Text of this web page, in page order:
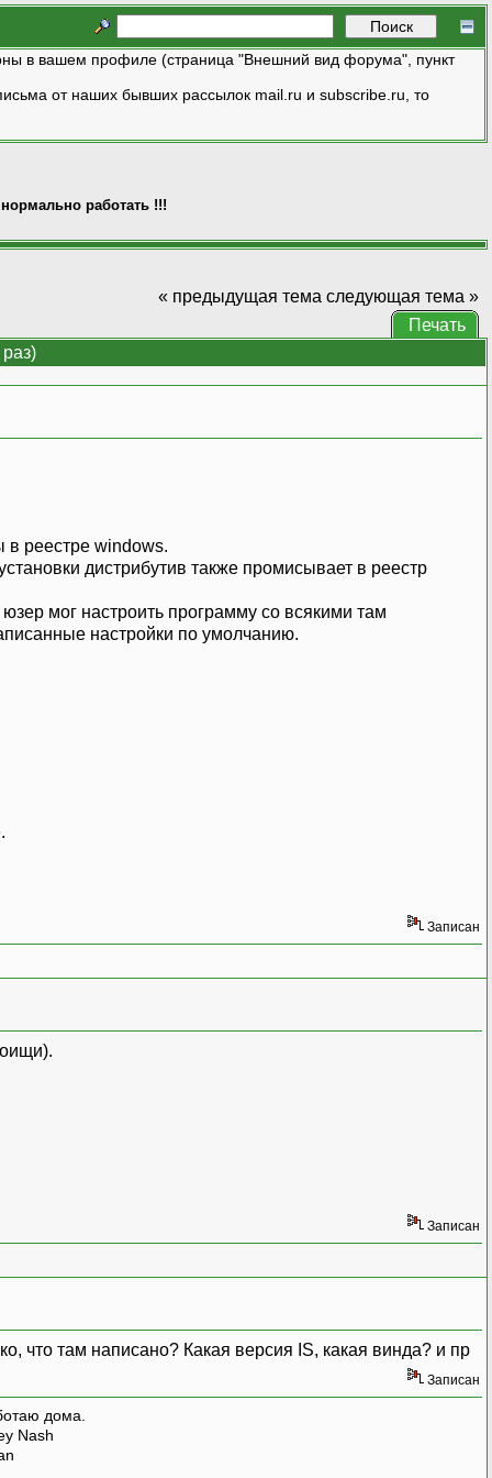
в вашем профиле (страница "Внешний вид форума", пункт
от наших бывших рассылок mail.ru и subscribe.ru, то
работать !!!
« предыдущая тема следующая тема »
Печать
в реестре windows.
дистрибутив также промисывает в реестр
мог настроить программу со всякими там
настройки по умолчанию.
Записан
Записан
что там написано? Какая версия IS, какая винда? и пр
Записан
дома.
Nash